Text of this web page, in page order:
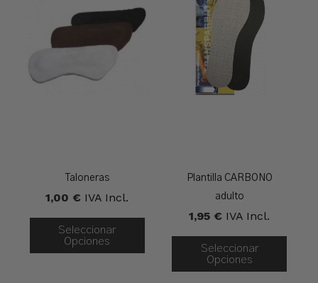
Taloneras
1,00 € IVA Incl.
Seleccionar
Opciones
Plantilla CARBONO
adulto
1,95 € IVA Incl.
Seleccionar
Opciones